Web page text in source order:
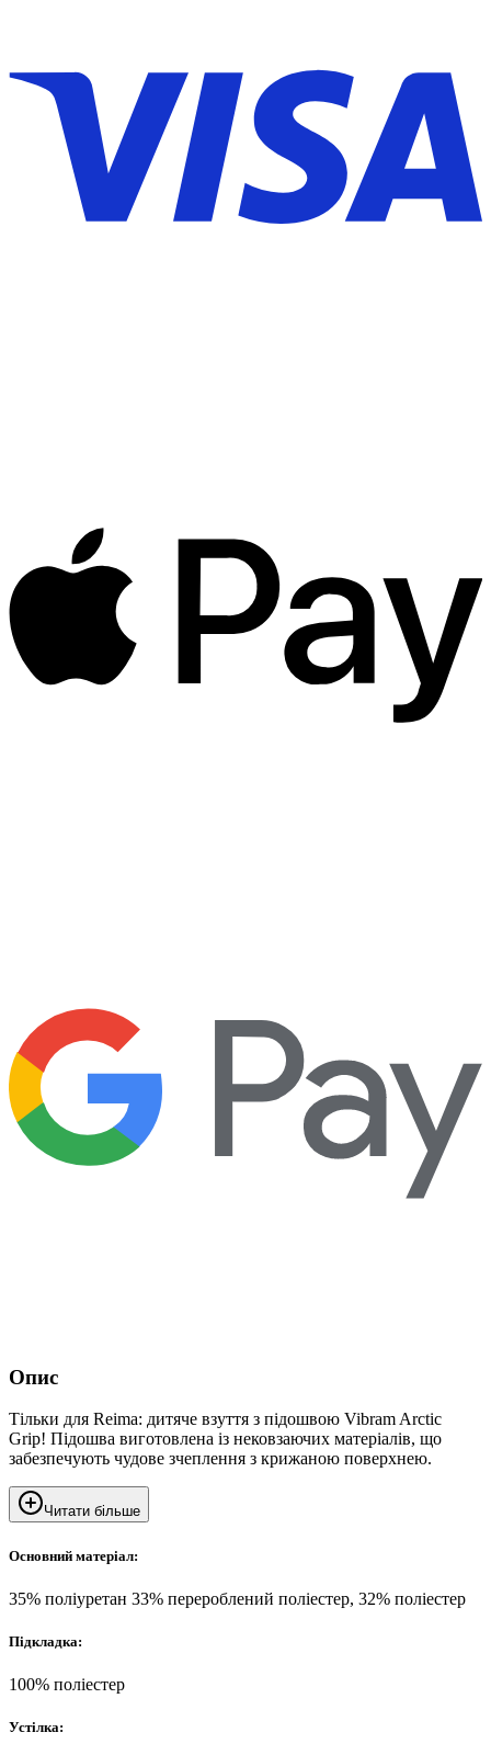
Опис
Тільки для Reima: дитяче взуття з підошвою Vibram Arctic
Grip! Підошва виготовлена із нековзаючих матеріалів, що
забезпечують чудове зчеплення з крижаною поверхнею.
Читати більше
Основний матеріал:
35% поліуретан 33% перероблений поліестер, 32% поліестер
Підкладка:
100% поліестер
Устілка: